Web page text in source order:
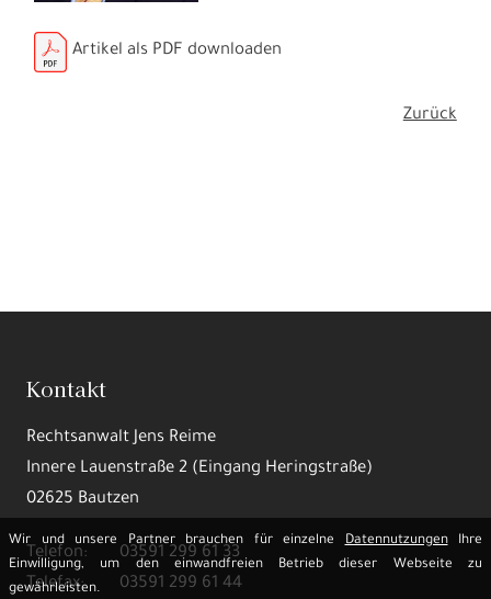
Artikel als PDF downloaden
Zurück
Kontakt
Rechtsanwalt Jens Reime
Innere Lauenstraße 2 (Eingang Heringstraße)
02625 Bautzen
Telefon:
03591 299 61 33
Telefax:
03591 299 61 44
Wir und unsere Partner brauchen für einzelneDatennutzungenIhre
Einwilligung, um den einwandfreien Betrieb dieser Webseite zu
gewährleisten.